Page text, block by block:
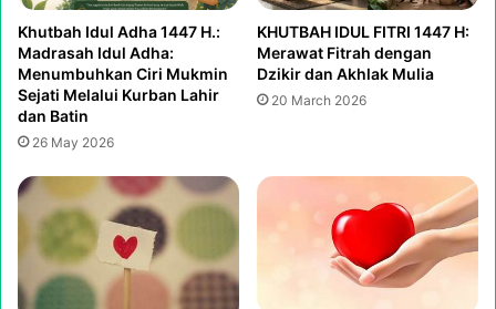
Khutbah Idul Adha 1447 H.:
Madrasah Idul Adha:
Menumbuhkan Ciri Mukmin
Sejati Melalui Kurban Lahir
dan Batin
26 May 2026
KHUTBAH IDUL FITRI 1447 H:
Merawat Fitrah dengan
Dzikir dan Akhlak Mulia
20 March 2026